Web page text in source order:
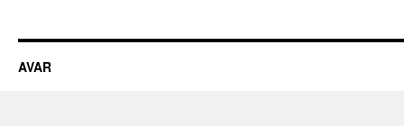
de
AVAR